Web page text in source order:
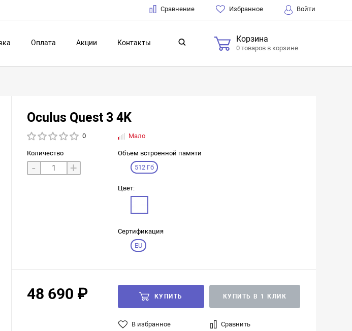
Сравнение Избранное Войти
Оплата Акции Контакты Корзина
0 товаров в корзине
Oculus Quest 3 4K
0 Мало
Количество
- +
Объем встроенной памяти
512 Гб
Цвет:
Сертификация
EU
48 690 ₽ КУПИТЬ КУПИТЬ В 1 КЛИК
В избранное Сравнить